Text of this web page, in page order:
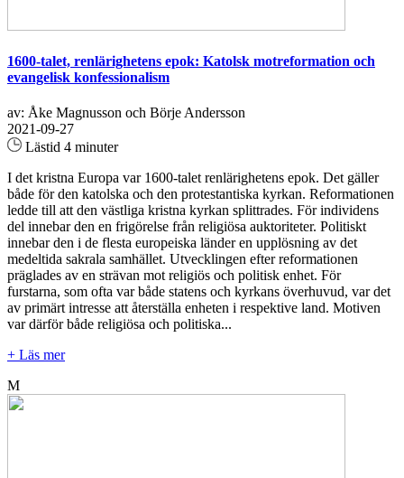
1600-talet, renlärighetens epok: Katolsk motreformation och
evangelisk konfessionalism
av: Åke Magnusson och Börje Andersson
2021-09-27
Lästid 4 minuter
I det kristna Europa var 1600-talet renlärighetens epok. Det gäller
både för den katolska och den protestantiska kyrkan. Reformationen
ledde till att den västliga kristna kyrkan splittrades. För individens
del innebar den en frigörelse från religiösa auktoriteter. Politiskt
innebar den i de flesta europeiska länder en upplösning av det
medeltida sakrala samhället. Utvecklingen efter reformationen
präglades av en strävan mot religiös och politisk enhet. För
furstarna, som ofta var både statens och kyrkans överhuvud, var det
av primärt intresse att återställa enheten i respektive land. Motiven
var därför både religiösa och politiska...
+ Läs mer
M